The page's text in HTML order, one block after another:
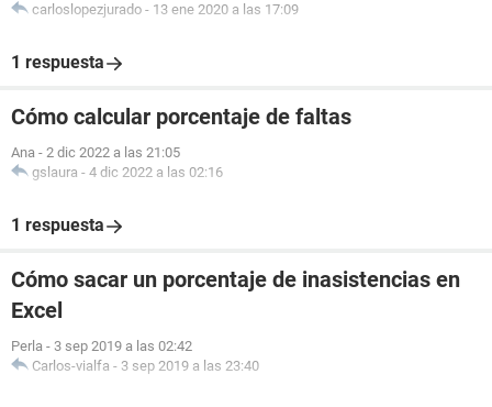
carloslopezjurado - 13 ene 2020 a las 17:09
1 respuesta
Cómo calcular porcentaje de faltas
Ana - 2 dic 2022 a las 21:05
gslaura - 4 dic 2022 a las 02:16
1 respuesta
Cómo sacar un porcentaje de inasistencias en
Excel
Perla - 3 sep 2019 a las 02:42
Carlos-vialfa - 3 sep 2019 a las 23:40